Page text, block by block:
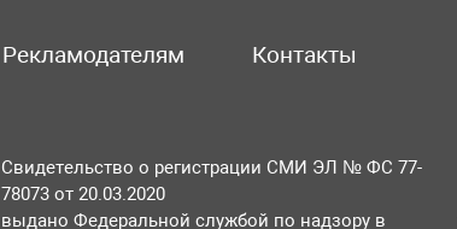
Рекламодателям Контакты
Свидетельство о регистрации СМИ ЭЛ № ФС 77-
78073 от 20.03.2020
выдано Федеральной службой по надзору в